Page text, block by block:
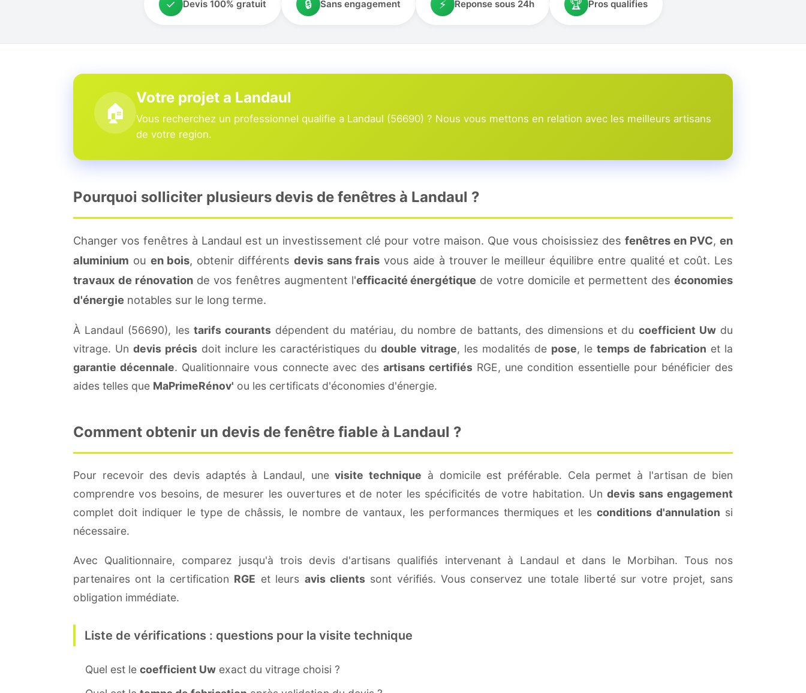
✓ Devis 100% gratuit 🔒 Sans engagement ⚡ Reponse sous 24h 🏆 Pros qualifies
🏠
Votre projet a Landaul
Vous recherchez un professionnel qualifie a Landaul (56690) ? Nous vous mettons en relation avec les meilleurs artisans
de votre region.
Pourquoi solliciter plusieurs devis de fenêtres à Landaul ?
Changer vos fenêtres à Landaul est un investissement clé pour votre maison. Que vous choisissiez des fenêtres en PVC,en
aluminium ou en bois, obtenir différents devis sans frais vous aide à trouver le meilleur équilibre entre qualité et coût. Les
travaux de rénovationde vos fenêtres augmentent l'efficacité énergétique de votre domicile et permettent deséconomies
d'énergie notables sur le long terme.
À Landaul (56690), les tarifs courants dépendent du matériau, du nombre de battants, des dimensions et du coefficient Uwdu
vitrage. Un devis précis doit inclure les caractéristiques du double vitrage, les modalités de pose, le temps de fabrication et la
garantie décennale. Qualitionnaire vous connecte avec des artisans certifiés RGE, une condition essentielle pour bénéficier des
aides telles que MaPrimeRénov' ou les certificats d'économies d'énergie.
Comment obtenir un devis de fenêtre fiable à Landaul ?
Pour recevoir des devis adaptés à Landaul, unevisite technique à domicile est préférable. Cela permet à l'artisan de bien
comprendre vos besoins, de mesurer les ouvertures et de noter les spécificités de votre habitation. Un devis sans engagement
complet doit indiquer le type de châssis, le nombre de vantaux, les performances thermiques et les conditions d'annulation si
nécessaire.
Avec Qualitionnaire, comparez jusqu'à trois devis d'artisans qualifiés intervenant à Landaul et dans le Morbihan. Tous nos
partenaires ont la certification RGE et leurs avis clientssont vérifiés. Vous conservez une totale liberté sur votre projet, sans
obligation immédiate.
Liste de vérifications : questions pour la visite technique
Quel est le coefficient Uw exact du vitrage choisi ?